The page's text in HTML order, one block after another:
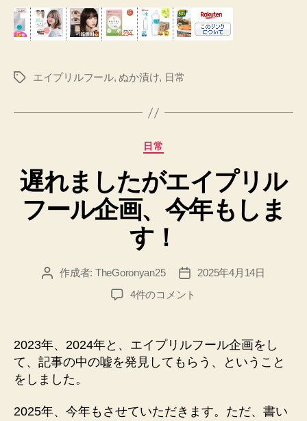
タ
エイプリルフール, ぬか漬け, 日常
カ
ゴ
リ
日常
遅れましたがエイプリル
フール企画、今年もしま
す！
投 作成者: TheGoronyan25
投
稿
日
2025年4月14日
遅
し
た
が
プ
4件のコメント
2023年、2024年と、エイプリルフール企画をし
て、記事の中の嘘を発見してもらう、ということ
をしました。
2025年、今年もさせていただきます。ただ、書い